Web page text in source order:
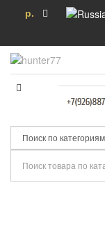
р.